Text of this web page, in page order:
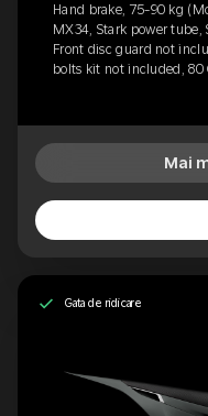
Hand brake, 75-90 kg
MX34, Stark power tube,
Front disc guard not
bolts kit not included, 80
Mai
Gata de ridicare